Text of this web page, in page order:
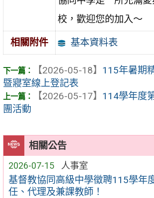
相關公告
2026-07-15 人事室
基督教協同高級中學徵聘115學年
任、代理及兼課教師！
校，歡迎您的加入～
相關附件 基本資料表
【2026-05-18】 115年暑期
暨寢室線上登記表
【2026-05-17】 114學年度
團活動